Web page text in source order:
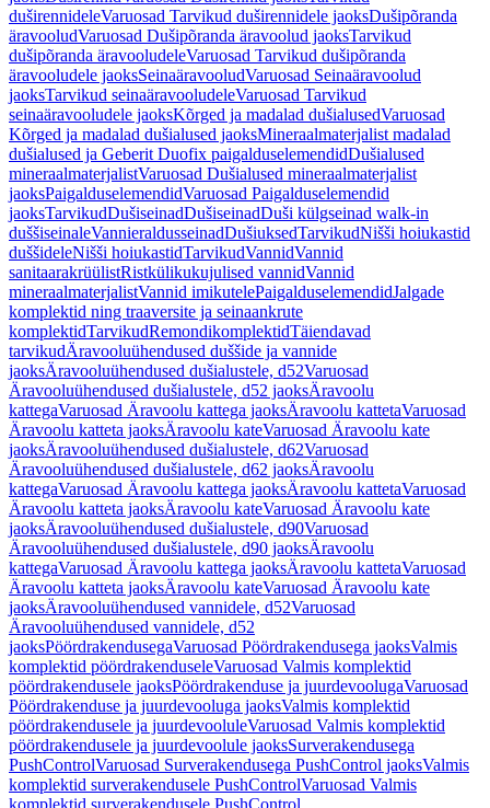
duširennideleVaruosad Tarvikud duširennidele jaoksDušipõranda
äravooludVaruosad Dušipõranda äravoolud jaoksTarvikud
dušipõranda äravooludeleVaruosad Tarvikud dušipõranda
äravooludele jaoksSeinaäravooludVaruosad Seinaäravoolud
jaoksTarvikud seinaäravooludeleVaruosad Tarvikud
seinaäravooludele jaoksKõrged ja madalad dušialusedVaruosad
Kõrged ja madalad dušialused jaoksMineraalmaterjalist madalad
dušialused ja Geberit Duofix paigalduselemendidDušialused
mineraalmaterjalistVaruosad Dušialused mineraalmaterjalist
jaoksPaigalduselemendidVaruosad Paigalduselemendid
jaoksTarvikudDušiseinadDušiseinadDuši külgseinad walk-in
duššiseinaleVannieraldusseinadDušiuksedTarvikudNišši hoiukastid
duššideleNišši hoiukastidTarvikudVannidVannid
sanitaarakrüülistRistkülikukujulised vannidVannid
mineraalmaterjalistVannid imikutelePaigalduselemendidJalgade
komplektid ning traaversite ja seinaankrute
komplektidTarvikudRemondikomplektidTäiendavad
tarvikudÄravooluühendused duššide ja vannide
jaoksÄravooluühendused dušialustele, d52Varuosad
Äravooluühendused dušialustele, d52 jaoksÄravoolu
kattegaVaruosad Äravoolu kattega jaoksÄravoolu kattetaVaruosad
Äravoolu katteta jaoksÄravoolu kateVaruosad Äravoolu kate
jaoksÄravooluühendused dušialustele, d62Varuosad
Äravooluühendused dušialustele, d62 jaoksÄravoolu
kattegaVaruosad Äravoolu kattega jaoksÄravoolu kattetaVaruosad
Äravoolu katteta jaoksÄravoolu kateVaruosad Äravoolu kate
jaoksÄravooluühendused dušialustele, d90Varuosad
Äravooluühendused dušialustele, d90 jaoksÄravoolu
kattegaVaruosad Äravoolu kattega jaoksÄravoolu kattetaVaruosad
Äravoolu katteta jaoksÄravoolu kateVaruosad Äravoolu kate
jaoksÄravooluühendused vannidele, d52Varuosad
Äravooluühendused vannidele, d52
jaoksPöördrakendusegaVaruosad Pöördrakendusega jaoksValmis
komplektid pöördrakenduseleVaruosad Valmis komplektid
pöördrakendusele jaoksPöördrakenduse ja juurdevoolugaVaruosad
Pöördrakenduse ja juurdevooluga jaoksValmis komplektid
pöördrakendusele ja juurdevooluleVaruosad Valmis komplektid
pöördrakendusele ja juurdevoolule jaoksSurverakendusega
PushControlVaruosad Surverakendusega PushControl jaoksValmis
komplektid surverakendusele PushControlVaruosad Valmis
komplektid surverakendusele PushControl